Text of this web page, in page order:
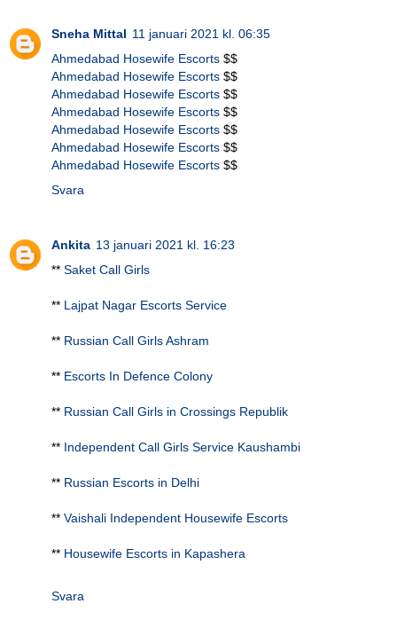
Sneha Mittal 11 januari 2021 kl. 06:35
Ahmedabad Hosewife Escorts $$
Ahmedabad Hosewife Escorts $$
Ahmedabad Hosewife Escorts $$
Ahmedabad Hosewife Escorts $$
Ahmedabad Hosewife Escorts $$
Ahmedabad Hosewife Escorts $$
Ahmedabad Hosewife Escorts $$
Svara
Ankita 13 januari 2021 kl. 16:23
** Saket Call Girls
** Lajpat Nagar Escorts Service
** Russian Call Girls Ashram
** Escorts In Defence Colony
** Russian Call Girls in Crossings Republik
** Independent Call Girls Service Kaushambi
** Russian Escorts in Delhi
** Vaishali Independent Housewife Escorts
** Housewife Escorts in Kapashera
Svara